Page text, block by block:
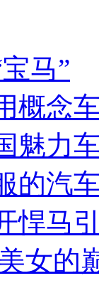
马”
概念
魅力
的汽
悍马
女的